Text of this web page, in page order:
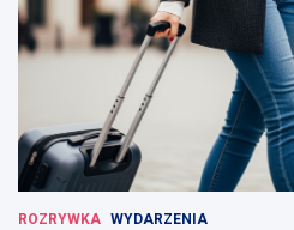
ROZRYWKA WYDARZENIA